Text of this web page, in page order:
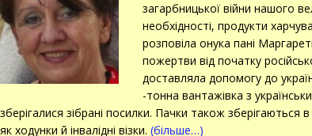
загарбницької війни нашого
необхідності, продукти
розповіла онука пані
пожертви від початку
доставляла допомогу до
-тонна вантажівка з
зберігалися зібрані посилки. Пачки також зберігаються
як ходунки й інвалідні візки. (більше…)